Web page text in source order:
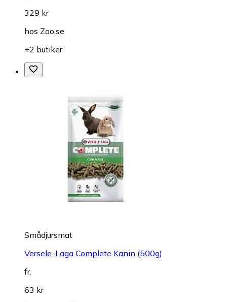
329 kr
hos Zoo.se
+2 butiker
Smådjursmat
Versele-Laga Complete Kanin (500g)
fr.
63 kr